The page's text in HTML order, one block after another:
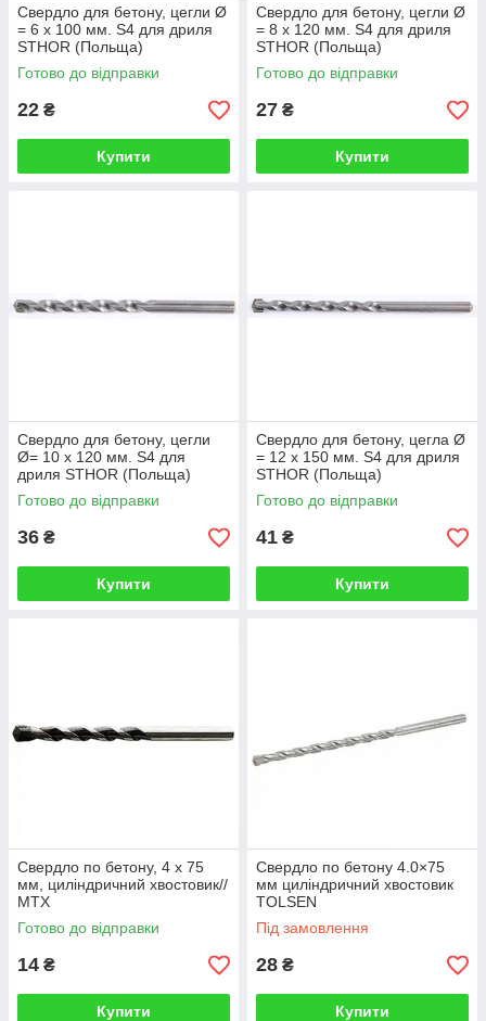
Свердло для бетону, цегли Ø
= 6 x 100 мм. S4 для дриля
STHOR (Польща)
Готово до відправки
22 ₴
Купити
Свердло для бетону, цегли Ø
= 8 x 120 мм. S4 для дриля
STHOR (Польща)
Готово до відправки
27 ₴
Купити
Свердло для бетону, цегли
Ø= 10 x 120 мм. S4 для
дриля STHOR (Польща)
Готово до відправки
36 ₴
Купити
Свердло для бетону, цегла Ø
= 12 x 150 мм. S4 для дриля
STHOR (Польща)
Готово до відправки
41 ₴
Купити
Свердло по бетону, 4 х 75
мм, циліндричний хвостовик//
MTX
Готово до відправки
14 ₴
Купити
Свердло по бетону 4.0×75
мм циліндричний хвостовик
TOLSEN
Під замовлення
28 ₴
Купити